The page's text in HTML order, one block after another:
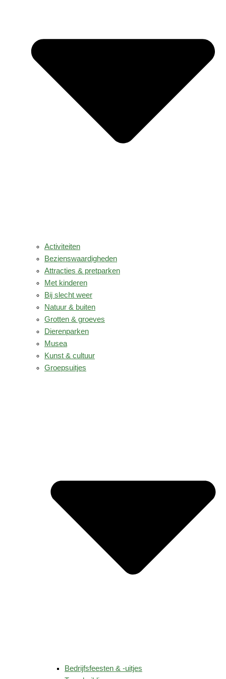
Activiteiten
Bezienswaardigheden
Attracties & pretparken
Met kinderen
Bij slecht weer
Natuur & buiten
Grotten & groeves
Dierenparken
Musea
Kunst & cultuur
Groepsuitjes
Bedrijfsfeesten & -uitjes